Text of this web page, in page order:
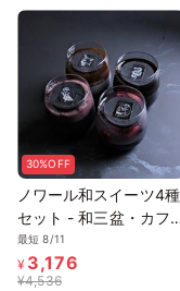
30%OFF
ノワール和スイーツ4種
セット - 和三盆・カフ
ェ・フリュイ・セザム
最短 8/11
¥ 3,176
¥4,536